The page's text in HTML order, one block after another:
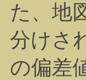
た、地
分けさ
の偏差